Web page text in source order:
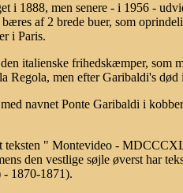
i 1888, men senere - i 1956 -
af 2 brede buer, som
i Paris.
italienske frihedskæmper,
Regola, men efter Garibaldi's
navnet Ponte Garibaldi i
teksten " Montevideo -
den vestlige søjle øverst har
1870-1871).